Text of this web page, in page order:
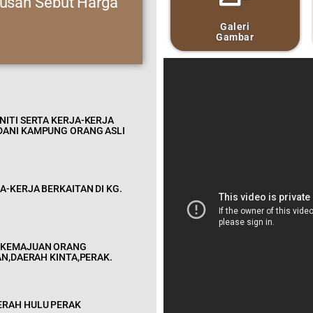
SERTA KERJA-KERJA
KAMPUNG ORANG ASLI
KERJA BERKAITAN DI KG.
ORANG
KINTA,PERAK.
HULU PERAK
Galeri
Gambar